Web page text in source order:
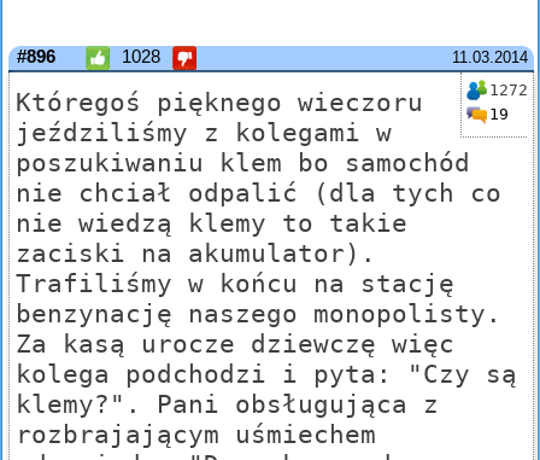
11.03.2014
#896 1028
1272
19
Któregoś pięknego wieczoru
jeździliśmy z kolegami w
poszukiwaniu klem bo samochód
nie chciał odpalić (dla tych co
nie wiedzą klemy to takie
zaciski na akumulator).
Trafiliśmy w końcu na stację
benzynację naszego monopolisty.
Za kasą urocze dziewczę więc
kolega podchodzi i pyta: "Czy są
klemy?". Pani obsługująca z
rozbrajającym uśmiechem